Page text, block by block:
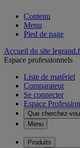
Contenu
Menu
Pied de page
Accueil du site
Espace professionnels
Liste de matériel
Comparateur
Se connecter
Espace
Que cherchez-
Menu
Produits